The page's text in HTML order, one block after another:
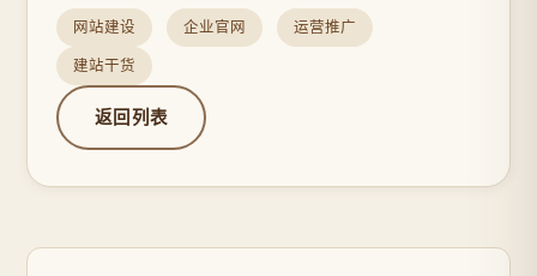
网站建设 企业官网 运营推广
建站干货
返回列表